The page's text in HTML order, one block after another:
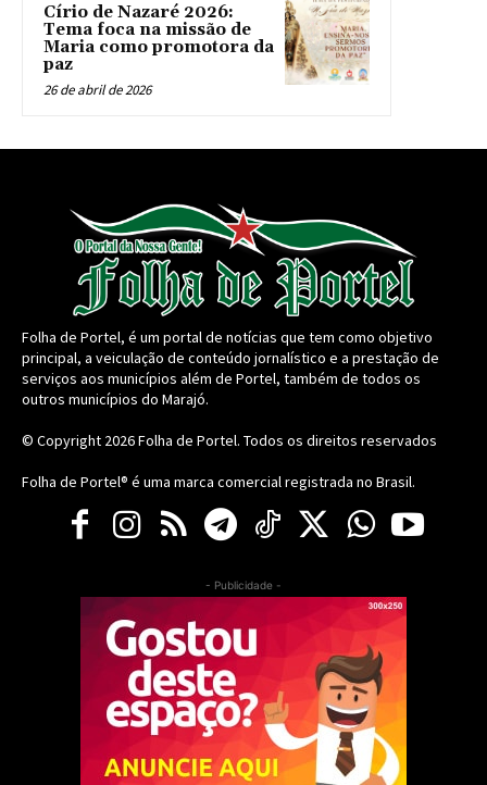
Círio de Nazaré 2026:
Tema foca na missão de
Maria como promotora da
paz
26 de abril de 2026
Folha de Portel, é um portal de notícias que tem como objetivo
principal, a veiculação de conteúdo jornalístico e a prestação de
serviços aos municípios além de Portel, também de todos os
outros municípios do Marajó.
© Copyright 2026Folha de Portel. Todos os direitos reservados
Folha de Portel® é uma marca comercial registrada no Brasil.
- Publicidade -